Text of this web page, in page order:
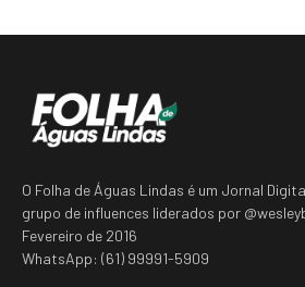
O Folha de Águas Lindas é um Jornal
grupo de influences liderados por
Fevereiro de 2016
WhatsApp: (61) 99991-5909